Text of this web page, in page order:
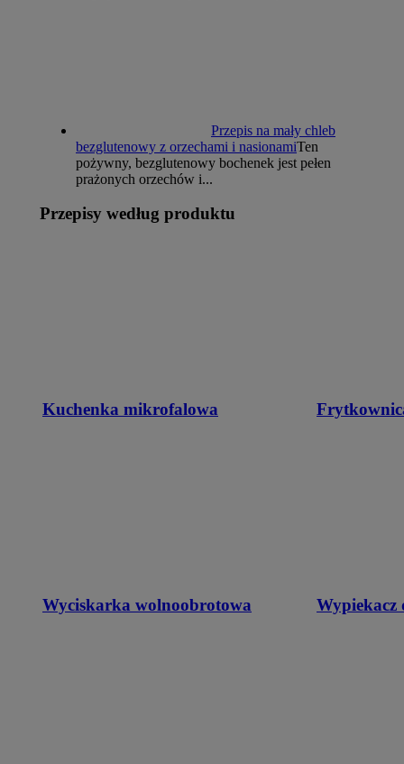
Przepis na mały chleb
bezglutenowy z orzechami i nasionamiTen
pożywny, bezglutenowy bochenek jest pełen
prażonych orzechów i...
Przepisy według produktu
Kuchenka mikrofalowa
Wyciskarka wolnoobrotowa Wypiekacz